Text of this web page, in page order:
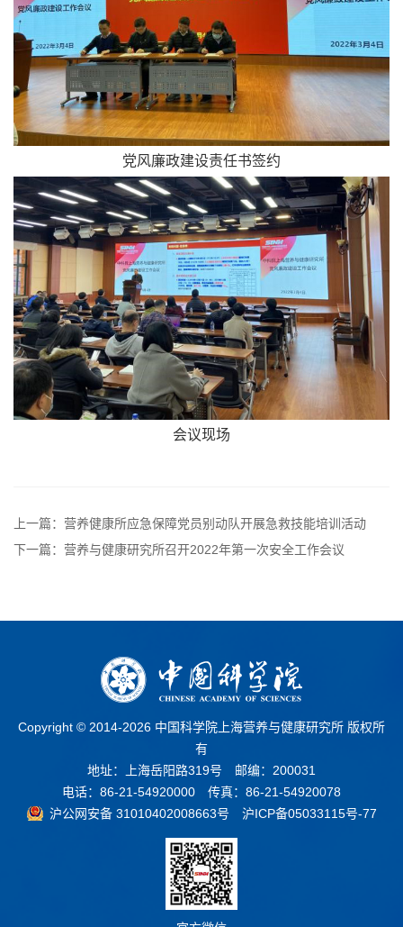
党风廉政建设责任书签约
会议现场
上一篇：营养健康所应急保障党员别动队开展急救技能培训活动
下一篇：营养与健康研究所召开2022年第一次安全工作会议
Copyright © 2014-2026 中国科学院上海营养与健康研究所 版权所
有
地址：上海岳阳路319号 邮编：200031
电话：86-21-54920000 传真：86-21-54920078
沪公网安备 31010402008663号
沪ICP备05033115号-77